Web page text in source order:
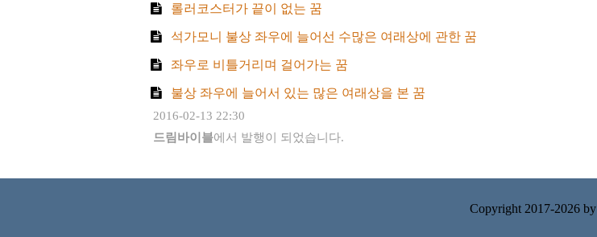
롤러코스터가 끝이 없는 꿈
석가모니 불상 좌우에 늘어선 수많은 여래상에 관한 꿈
좌우로 비틀거리며 걸어가는 꿈
불상 좌우에 늘어서 있는 많은 여래상을 본 꿈
2016-02-13 22:30
드림바이블에서 발행이 되었습니다.
Copyright 2017-2026 by